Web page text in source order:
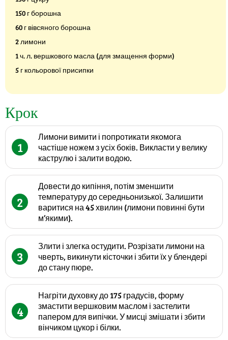
150 г борошна
60 г вівсяного борошна
2 лимони
1 ч. л. вершкового масла (для змащення форми)
5 г кольорової присипки
Крок
1
Лимони вимити і попротикати якомога
частіше ножем з усіх боків. Викласти у велику
каструлю і залити водою.
2
Довести до кипіння, потім зменшити
температуру до середньонизької. Залишити
варитися на 45 хвилин (лимони повинні бути
м’якими).
3
Злити і злегка остудити. Розрізати лимони на
чверть, викинути кісточки і збити їх у блендері
до стану пюре.
4
Нагріти духовку до 175 градусів, форму
змастити вершковим маслом і застелити
папером для випічки. У мисці змішати і збити
вінчиком цукор і білки.